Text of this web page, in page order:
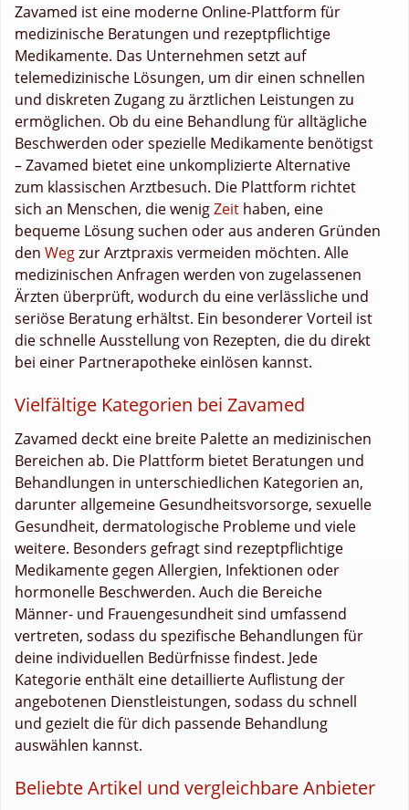
Zavamed ist eine moderne Online-Plattform für
medizinische Beratungen und rezeptpflichtige
Medikamente. Das Unternehmen setzt auf
telemedizinische Lösungen, um dir einen schnellen
und diskreten Zugang zu ärztlichen Leistungen zu
ermöglichen. Ob du eine Behandlung für alltägliche
Beschwerden oder spezielle Medikamente benötigst
– Zavamed bietet eine unkomplizierte Alternative
zum klassischen Arztbesuch. Die Plattform richtet
sich an Menschen, die wenigZeit haben, eine
bequeme Lösung suchen oder aus anderen Gründen
den Wegzur Arztpraxis vermeiden möchten. Alle
medizinischen Anfragen werden von zugelassenen
Ärzten überprüft, wodurch du eine verlässliche und
seriöse Beratung erhältst. Ein besonderer Vorteil ist
die schnelle Ausstellung von Rezepten, die du direkt
bei einer Partnerapotheke einlösen kannst.
Vielfältige Kategorien bei Zavamed
Zavamed deckt eine breite Palette an medizinischen
Bereichen ab. Die Plattform bietet Beratungen und
Behandlungen in unterschiedlichen Kategorien an,
darunter allgemeine Gesundheitsvorsorge, sexuelle
Gesundheit, dermatologische Probleme und viele
weitere. Besonders gefragt sind rezeptpflichtige
Medikamente gegen Allergien, Infektionen oder
hormonelle Beschwerden. Auch die Bereiche
Männer- und Frauengesundheit sind umfassend
vertreten, sodass du spezifische Behandlungen für
deine individuellen Bedürfnisse findest. Jede
Kategorie enthält eine detaillierte Auflistung der
angebotenen Dienstleistungen, sodass du schnell
und gezielt die für dich passende Behandlung
auswählen kannst.
Beliebte Artikel und vergleichbare Anbieter